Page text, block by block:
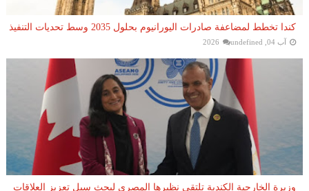
كندا تخطط لمضاعفة صادرات اليورانيوم بحلول 2035 وسط تحديات التنفيذ
آب 04, 2026 undefined
وزيرة الخارجية الكندية تلتقي نظيرها المصرى لبحث سبل تعزيز العلاقات